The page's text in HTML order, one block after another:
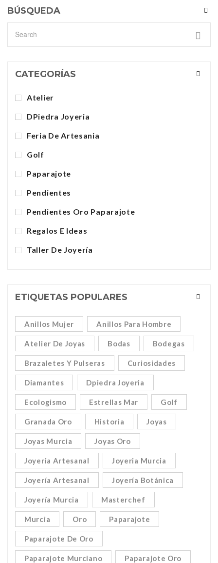
BÚSQUEDA
CATEGORÍAS
Atelier
DPiedra Joyeria
Feria De Artesania
Golf
Paparajote
Pendientes
Pendientes Oro Paparajote
Regalos E Ideas
Taller De Joyería
ETIQUETAS POPULARES
Anillos Mujer Anillos Para Hombre
Atelier De Joyas Bodas Bodegas
Brazaletes Y Pulseras Curiosidades
Diamantes Dpiedra Joyeria
Ecologismo Estrellas Mar Golf
Granada Oro Historia Joyas
Joyas Murcia Joyas Oro
Joyeria Artesanal Joyeria Murcia
Joyería Artesanal Joyería Botánica
Joyería Murcia Masterchef
Murcia Oro Paparajote
Paparajote De Oro
Paparajote Murciano Paparajote Oro